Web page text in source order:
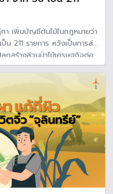
า เพิ่มบัญชีต้นไม้ในกฎหมายว่า
211 รายการ หวังเป็นการส่ง
ลูกสร้างส่วนป่าไม้เศรษฐกิจต่อ
ไม้